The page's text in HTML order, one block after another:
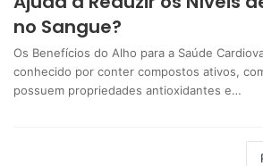
no Sangue?
Os Benefícios do Alho para a Saúde
conhecido por conter compostos ativos,
possuem propriedades antioxidantes e…